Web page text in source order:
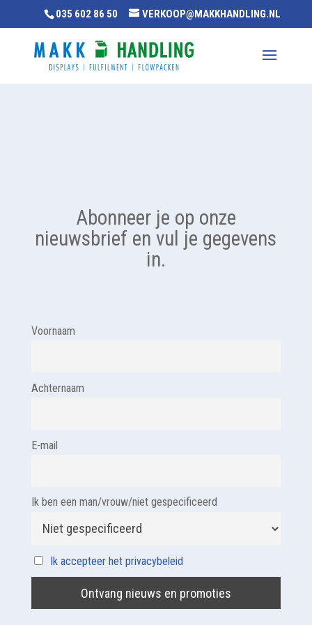
035 602 86 50 VERKOOP@MAKKHANDLING.NL
Abonneer je op onze
nieuwsbrief en vul je gegevens
in.
Voornaam
Achternaam
E-mail
Ik ben een man/vrouw/niet gespecificeerd
Ik accepteer het privacybeleid